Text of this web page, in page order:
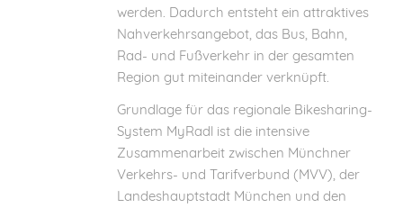
werden. Dadurch entsteht ein attraktives
Nahverkehrsangebot, das Bus, Bahn,
Rad- und Fußverkehr in der gesamten
Region gut miteinander verknüpft.
Grundlage für das regionale Bikesharing-
System MyRadl ist die intensive
Zusammenarbeit zwischen Münchner
Verkehrs- und Tarifverbund (MVV), der
Landeshauptstadt München und den